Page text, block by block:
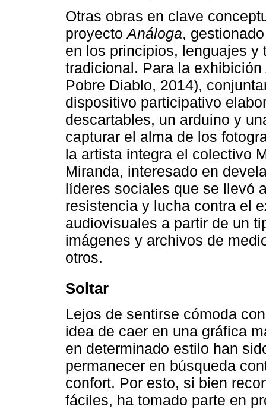
Otras obras en clave
proyecto Análoga,
en los principios, lenguajes
tradicional. Para la exhibición
Pobre Diablo, 2014),
dispositivo participativo
descartables, un arduino y
capturar el alma de los
la artista integra el colectivo
Miranda, interesado en
líderes sociales que se llevó
resistencia y lucha contra el
audiovisuales a partir de un
imágenes y archivos de
otros.
Soltar
Lejos de sentirse cómoda
idea de caer en una gráfica
en determinado estilo han
permanecer en búsqueda
confort. Por esto, si bien
fáciles, ha tomado parte en